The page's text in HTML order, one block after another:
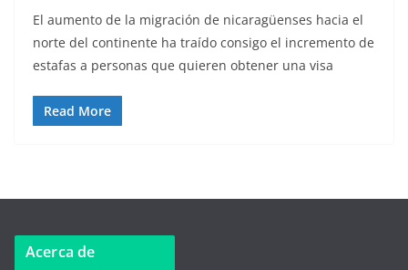
El aumento de la migración de nicaragüenses hacia el
norte del continente ha traído consigo el incremento de
estafas a personas que quieren obtener una visa
Read More
Acerca de